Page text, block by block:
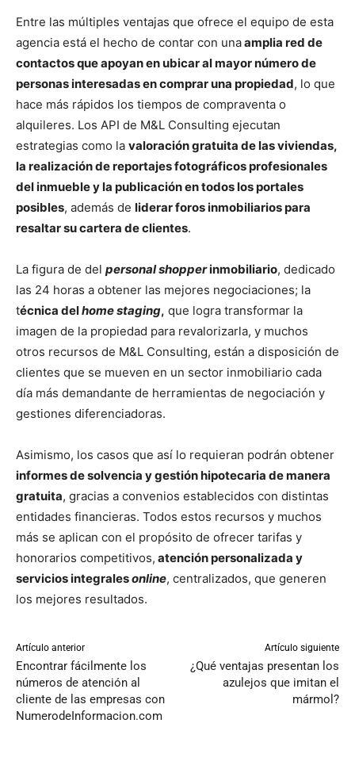
Entre las múltiples ventajas que ofrece el equipo de esta
agencia está el hecho de contar con unaamplia red de
contactos que apoyan en ubicar al mayor número de
personas interesadas en comprar una propiedad, lo que
hace más rápidos los tiempos de compraventa o
alquileres. Los API de M&L Consulting ejecutan
estrategias como la valoración gratuita de las viviendas,
la realización de reportajes fotográficos profesionales
del inmueble y la publicación en todos los portales
posibles, además de liderar foros inmobiliarios para
resaltar su cartera de clientes.
La figura de del personal shopperinmobiliario, dedicado
las 24 horas a obtener las mejores negociaciones; la
técnica delhome staging, que logra transformar la
imagen de la propiedad para revalorizarla, y muchos
otros recursos de M&L Consulting, están a disposición de
clientes que se mueven en un sector inmobiliario cada
día más demandante de herramientas de negociación y
gestiones diferenciadoras.
Asimismo, los casos que así lo requieran podrán obtener
informes de solvencia y gestión hipotecaria de manera
gratuita, gracias a convenios establecidos con distintas
entidades financieras. Todos estos recursos y muchos
más se aplican con el propósito de ofrecer tarifas y
honorarios competitivos, atención personalizada y
servicios integralesonline, centralizados, que generen
los mejores resultados.
Artículo anterior
Encontrar fácilmente los
números de atención al
cliente de las empresas con
NumerodeInformacion.com
Artículo siguiente
¿Qué ventajas presentan los
azulejos que imitan el
mármol?